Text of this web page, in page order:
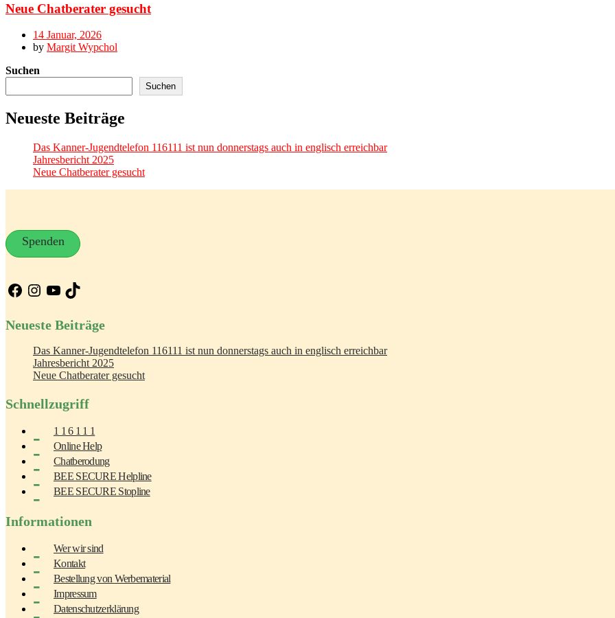
Neue Chatberater gesucht
14 Januar, 2026
by Margit Wypchol
Suchen
Suchen
Neueste Beiträge
Das Kanner-Jugendtelefon 116111 ist nun donnerstags auch in englisch erreichbar
Jahresbericht 2025
Neue Chatberater gesucht
Spenden
Facebook
Instagram
YouTube
TikTok
Neueste Beiträge
Das Kanner-Jugendtelefon 116111 ist nun donnerstags auch in englisch erreichbar
Jahresbericht 2025
Neue Chatberater gesucht
Schnellzugriff
1 1 6 1 1 1
Online Help
Chatberodung
BEE SECURE Helpline
BEE SECURE Stopline
Informationen
Wer wir sind
Kontakt
Bestellung von Werbematerial
Impressum
Datenschutzerklärung